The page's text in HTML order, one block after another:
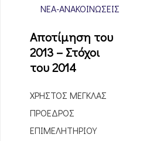
ΝΈΑ-ΑΝΑΚΟΙΝΏΣΕΙΣ
Αποτίμηση του
2013 – Στόχοι
του 2014
ΧΡΗΣΤΟΣ ΜΕΓΚΛΑΣ
ΠΡΟΕΔΡΟΣ
ΕΠΙΜΕΛΗΤΗΡΙΟΥ